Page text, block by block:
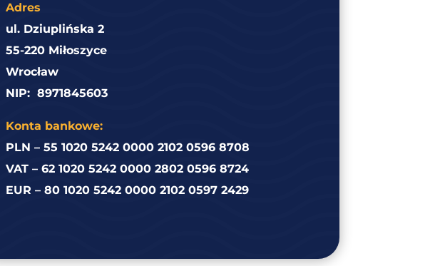
Adres
ul. Dziuplińska 2
55-220 Miłoszyce
Wrocław
NIP: 8971845603
Konta bankowe:
PLN – 55 1020 5242 0000 2102 0596 8708
VAT – 62 1020 5242 0000 2802 0596 8724
EUR – 80 1020 5242 0000 2102 0597 2429